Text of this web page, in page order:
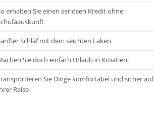
erhalten Sie einen seriösen Kredit ohne
Schlaf mit dem seichten Laken
Sie doch einfach Urlaub in Kroatien.
Sie Dinge komfortabel und sicher auf
Reise